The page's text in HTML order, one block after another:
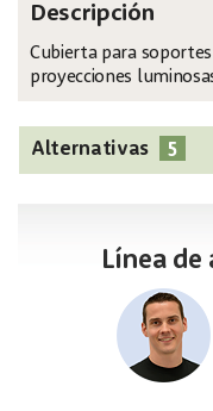
Descripción
Cubierta para
proyecciones
Alternativas 5
Línea de